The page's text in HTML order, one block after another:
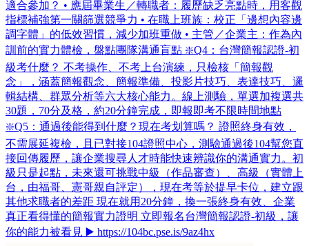
適合參加？ • 應屆畢業生／轉職者：履歷缺乏亮點時，用客觀
指標補強第一關篩選競爭力 • 在職上班族：校正「邊想內容邊
調字體」的低效習慣，減少加班重做 • 主管／企業主：作為內
訓前的實力體檢，盤點團隊溝通盲點 ❇️Q4：台灣簡報認證-初
級考什麼？ 不考操作、不考上台演練，只檢核「簡報觀
念」，涵蓋簡報觀念、簡報準備、投影片技巧、表達技巧、邏
輯結構、群眾分析等六大核心能力。線上測驗，單選加複選共
30題，70分及格，約20分鐘完成，即報即考不限時間地點
❇️Q5：通過後能得到什麼？現在考划算嗎？ 證照終身有效，
不需展延複檢，且已對接104證照中心，測驗通過後104幫您直
接回傳履歷，讓企業搜尋人才時能快速辨識你的溝通實力。初
級只是起點，未來還可挑戰中級（作品審查）、高級（實體上
台，由福哥、憲哥親自評定），現在考等於提早卡位，建立跟
其他求職者的差距 現在就用20分鐘，換一張終身有效、企業
真正看得懂的簡報實力證明 立即報名台灣簡報認證-初級，讓
你的能力被看見 ▶️ https://104bc.pse.is/9az4hx